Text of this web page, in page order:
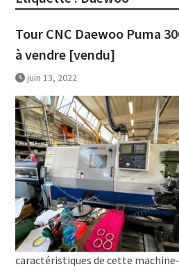
Tour CNC Daewoo Puma
à vendre [vendu]
juin 13, 2022
caractéristiques de cette